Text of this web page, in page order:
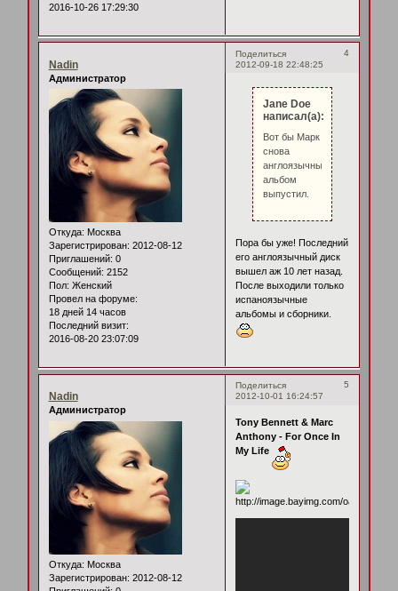
2016-10-26 17:29:30
Поделиться
4
2012-09-18 22:48:25
Nadin
Администратор
Откуда: Москва
Зарегистрирован: 2012-08-12
Приглашений: 0
Сообщений: 2152
Пол: Женский
Провел на форуме:
18 дней 14 часов
Последний визит:
2016-08-20 23:07:09
Jane Doe
написал(а):
Вот бы Марк
снова
англоязычный
альбом
выпустил.
Пора бы уже! Последний
его англоязычный диск
вышел аж 10 лет назад.
После выходили только
испаноязычные
альбомы и сборники.
Поделиться
5
2012-10-01 16:24:57
Nadin
Администратор
Откуда: Москва
Зарегистрирован: 2012-08-12
Tony Bennett & Marc
Anthony - For Once In
My Life